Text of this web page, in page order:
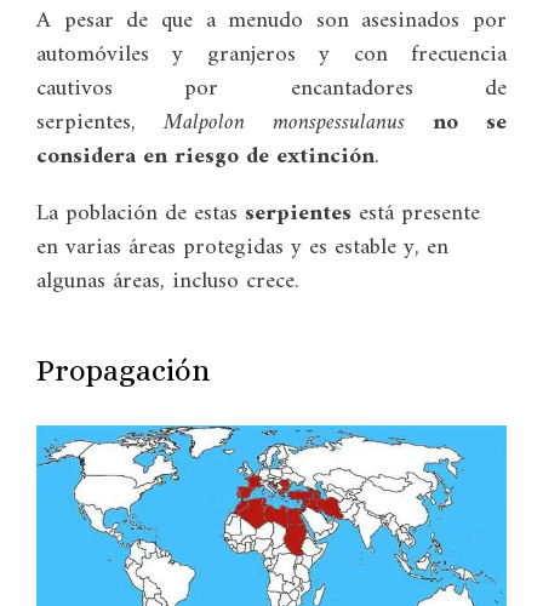
A pesar de que a menudo son asesinados por
automóviles y granjeros y con frecuencia
cautivos por encantadores de
serpientes,Malpolon monspessulanus no se
considera en riesgo de extinción.
La población de estas serpientes está presente
en varias áreas protegidas y es estable y, en
algunas áreas, incluso crece.
Propagación